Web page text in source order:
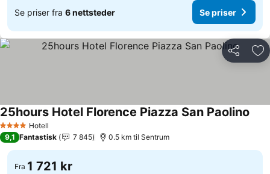
Se priser fra 6 nettsteder Se priser
Del
4 StjernerHotell
25hours Hotel Florence Piazza San Paolino
9,1 Fantastisk 7 845 0.5 km til Sentrum
Fra 1 721 kr